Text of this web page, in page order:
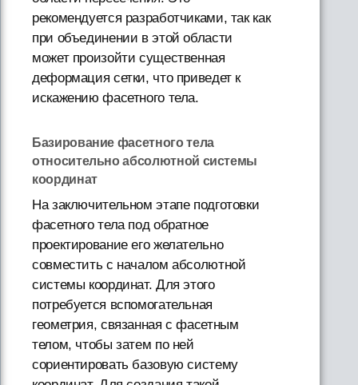
рекомендуется разработчиками, так как
при объединении в этой области
может произойти существенная
деформация сетки, что приведет к
искажению фасетного тела.
Базирование фасетного тела
относительно абсолютной системы
координат
На заключительном этапе подготовки
фасетного тела под обратное
проектирование его желательно
совместить с началом абсолютной
системы координат. Для этого
потребуется вспомогательная
геометрия, связанная с фасетным
телом, чтобы затем по ней
сориентировать базовую систему